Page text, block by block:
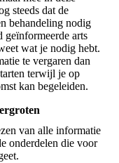
steeds dat de
behandeling nodig
geïnformeerde arts
wat je nodig hebt.
te vergaren dan
terwijl je op
kan begeleiden.
van alle informatie
onderdelen die voor